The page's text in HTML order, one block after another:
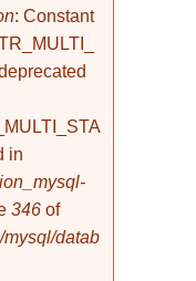
: Constant
in
346 of
datab